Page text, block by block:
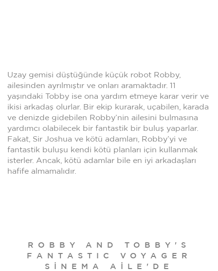
Uzay gemisi düştüğünde küçük robot Robby,
ailesinden ayrılmıştır ve onları aramaktadır. 11
yaşındaki Tobby ise ona yardım etmeye karar verir ve
ikisi arkadaş olurlar. Bir ekip kurarak, uçabilen, karada
ve denizde gidebilen Robby’nin ailesini bulmasına
yardımcı olabilecek bir fantastik bir buluş yaparlar.
Fakat, Sir Joshua ve kötü adamları, Robby’yi ve
fantastik buluşu kendi kötü planları için kullanmak
isterler. Ancak, kötü adamlar bile en iyi arkadaşları
hafife almamalıdır.
ROBBY AND TOBBY'S
FANTASTIC VOYAGER
SINEMA AILE'DE